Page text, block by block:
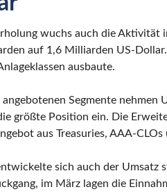
wuchs auch die Aktivität
auf 1,6 Milliarden US-
ausbaute.
angebotenen Segmente
größte Position ein. Die
aus Treasuries, AAA-
sich auch der Umsatz
im März lagen die